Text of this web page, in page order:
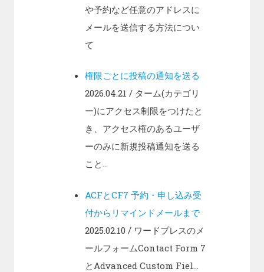
や予約など任意のアドレスに
メールを送信する方法につい
て
権限ごとに投稿の通知を送る
2026.04.21 / ターム(カテゴリ
ー)にアクセス制限をつけたと
き、アクセス権のあるユーザ
ーのみに新規投稿通知を送る
こと...
ACFとCF7 予約・申し込み受
付からリマインドメールまで
2025.02.10 / ワードプレスのメ
ールフォームContact Form 7
とAdvanced Custom Fiel...